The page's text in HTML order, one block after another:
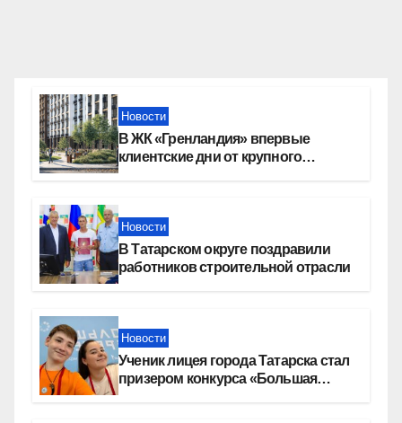
Новости
В ЖК «Гренландия» впервые
клиентские дни от крупного
Новости
В Татарском округе поздравили
работников строительной отрасли
Новости
Ученик лицея города Татарска стал
призером конкурса «Большая